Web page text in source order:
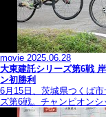
movie 2025.06.28
大東建託シリーズ第6戦
ン初勝利
6月15日、茨城県つくば
ズ第6戦。チャンピオン